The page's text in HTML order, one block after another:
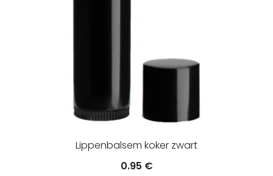
Lippenbalsem koker zwart
0.95 €